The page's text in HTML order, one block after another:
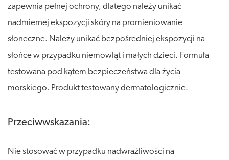
zapewnia pełnej ochrony, dlatego należy unikać
nadmiernej ekspozycji skóry na promieniowanie
słoneczne. Należy unikać bezpośredniej ekspozycji na
słońce w przypadku niemowląt i małych dzieci. Formuła
testowana pod kątem bezpieczeństwa dla życia
morskiego. Produkt testowany dermatologicznie.
Przeciwwskazania:
Nie stosować w przypadku nadwrażliwości na